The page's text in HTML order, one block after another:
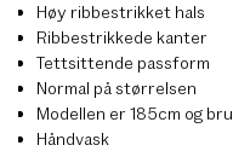
Høy ribbestrikket hals
Ribbestrikkede kanter
Tettsittende passform
Normal på størrelsen
Modellen er 185cm og
Håndvask